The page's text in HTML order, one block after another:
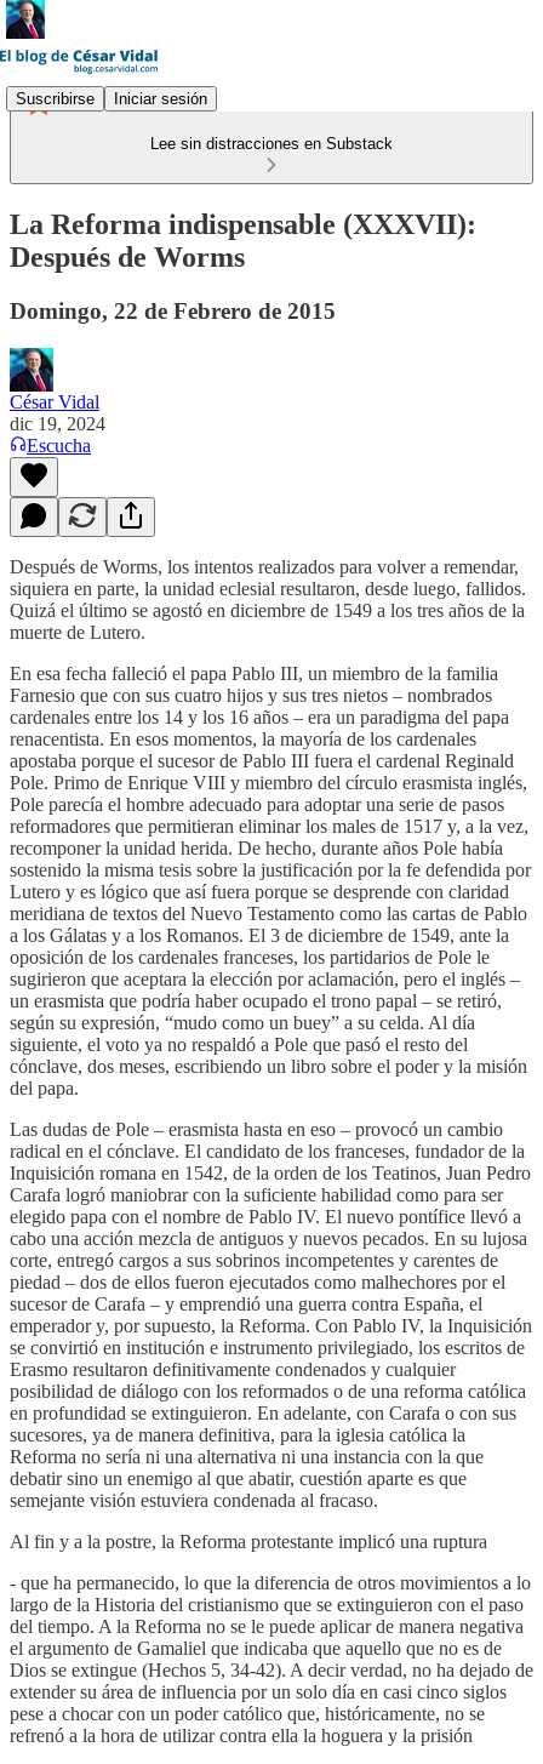
Suscribirse Iniciar sesión
Lee sin distracciones en Substack
La Reforma indispensable (XXXVII):
Después de Worms
Domingo, 22 de Febrero de 2015
César Vidal
dic 19, 2024
Escucha
Después de Worms, los intentos realizados para volver a remendar,
siquiera en parte, la unidad eclesial resultaron, desde luego, fallidos.
Quizá el último se agostó en diciembre de 1549 a los tres años de la
muerte de Lutero.
​En esa fecha falleció el papa Pablo III, un miembro de la familia
Farnesio que con sus cuatro hijos y sus tres nietos – nombrados
cardenales entre los 14 y los 16 años – era un paradigma del papa
renacentista. En esos momentos, la mayoría de los cardenales
apostaba porque el sucesor de Pablo III fuera el cardenal Reginald
Pole. Primo de Enrique VIII y miembro del círculo erasmista inglés,
Pole parecía el hombre adecuado para adoptar una serie de pasos
reformadores que permitieran eliminar los males de 1517 y, a la vez,
recomponer la unidad herida. De hecho, durante años Pole había
sostenido la misma tesis sobre la justificación por la fe defendida por
Lutero y es lógico que así fuera porque se desprende con claridad
meridiana de textos del Nuevo Testamento como las cartas de Pablo
a los Gálatas y a los Romanos. El 3 de diciembre de 1549, ante la
oposición de los cardenales franceses, los partidarios de Pole le
sugirieron que aceptara la elección por aclamación, pero el inglés –
un erasmista que podría haber ocupado el trono papal – se retiró,
según su expresión, “mudo como un buey” a su celda. Al día
siguiente, el voto ya no respaldó a Pole que pasó el resto del
cónclave, dos meses, escribiendo un libro sobre el poder y la misión
del papa.
Las dudas de Pole – erasmista hasta en eso – provocó un cambio
radical en el cónclave. El candidato de los franceses, fundador de la
Inquisición romana en 1542, de la orden de los Teatinos, Juan Pedro
Carafa logró maniobrar con la suficiente habilidad como para ser
elegido papa con el nombre de Pablo IV. El nuevo pontífice llevó a
cabo una acción mezcla de antiguos y nuevos pecados. En su lujosa
corte, entregó cargos a sus sobrinos incompetentes y carentes de
piedad – dos de ellos fueron ejecutados como malhechores por el
sucesor de Carafa – y emprendió una guerra contra España, el
emperador y, por supuesto, la Reforma. Con Pablo IV, la Inquisición
se convirtió en institución e instrumento privilegiado, los escritos de
Erasmo resultaron definitivamente condenados y cualquier
posibilidad de diálogo con los reformados o de una reforma católica
en profundidad se extinguieron. En adelante, con Carafa o con sus
sucesores, ya de manera definitiva, para la iglesia católica la
Reforma no sería ni una alternativa ni una instancia con la que
debatir sino un enemigo al que abatir, cuestión aparte es que
semejante visión estuviera condenada al fracaso.
Al fin y a la postre, la Reforma protestante implicó una ruptura
- que ha permanecido, lo que la diferencia de otros movimientos a lo
largo de la Historia del cristianismo que se extinguieron con el paso
del tiempo. A la Reforma no se le puede aplicar de manera negativa
el argumento de Gamaliel que indicaba que aquello que no es de
Dios se extingue (Hechos 5, 34-42). A decir verdad, no ha dejado de
extender su área de influencia por un solo día en casi cinco siglos
pese a chocar con un poder católico que, históricamente, no se
refrenó a la hora de utilizar contra ella la hoguera y la prisión